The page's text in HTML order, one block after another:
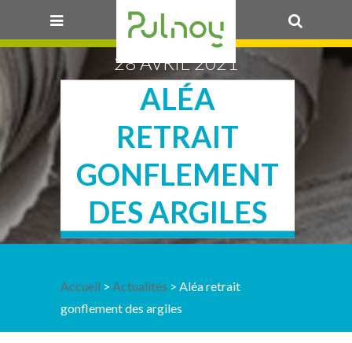
28 AVRIL 2021
ALÉA
RETRAIT
GONFLEMENT
DES ARGILES
Accueil >Actualités > Aléa retrait
gonflement des argiles